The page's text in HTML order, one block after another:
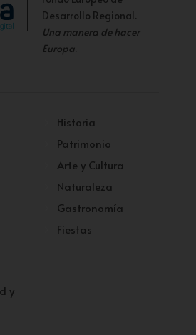
Desarrollo Regional.
Una manera de hacer
Europa.
Historia
Patrimonio
Arte y Cultura
Naturaleza
Gastronomía
Fiestas
y